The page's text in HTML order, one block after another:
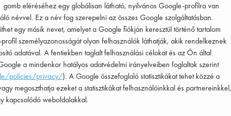
eléréséhez egy globálisan látható, nyilvános Google-profilra van
névvel. Ez a név fog szerepelni az összes Google szolgáltatásban.
egy másik nevet, amelyet a Google fiókján keresztül történő tartalom
személyazonosságát olyan felhasználók láthatják, akik rendelkeznek
adatával. A fentiekben taglalt felhasználási célokat és az Ön által
a mindenkor hatályos adatvédelmi irányelveiben foglaltak szerint
policies/privacy/). A Google összefoglaló statisztikákat tehet közzé a
megoszthatja ezeket a statisztikákat felhasználóinkkal és partnereinkkel,
kapcsolódó weboldalakkal.